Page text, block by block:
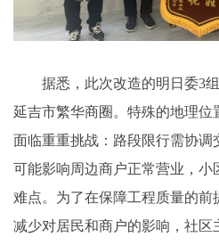
据悉，此次改造的明日委3组
延吉市繁华商圈。特殊的地理
面临重重挑战：路段限行需协调
可能影响周边商户正常营业，小
难点。为了在保障工程质量的前
减少对居民和商户的影响，社区